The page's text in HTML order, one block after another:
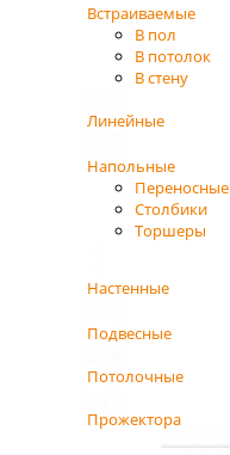
Встраиваемые
В пол
В потолок
В стену
Линейные
Напольные
Переносные
Столбики
Торшеры
Настенные
Подвесные
Потолочные
Прожектора